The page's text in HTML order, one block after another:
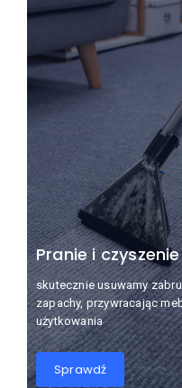
Pranie i
skutecznie usuwamy
zapachy, przywracając
użytkowania